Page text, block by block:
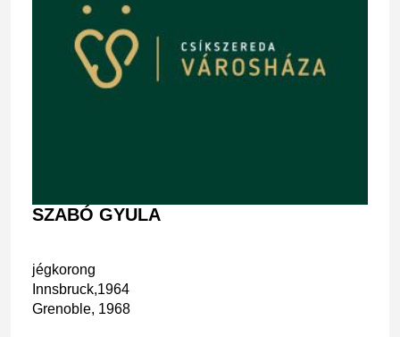
SZABÓ GYULA
jégkorong
Innsbruck,1964
Grenoble, 1968